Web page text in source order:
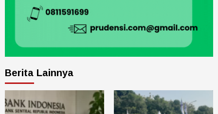
Berita Lainnya